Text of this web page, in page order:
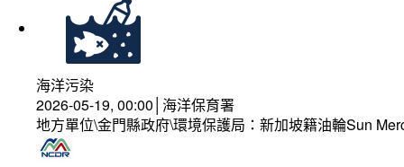
海洋污染
2026-05-19, 00:00│海洋保育署
地方單位\金門縣政府\環境保護局：新加坡籍油輪Sun